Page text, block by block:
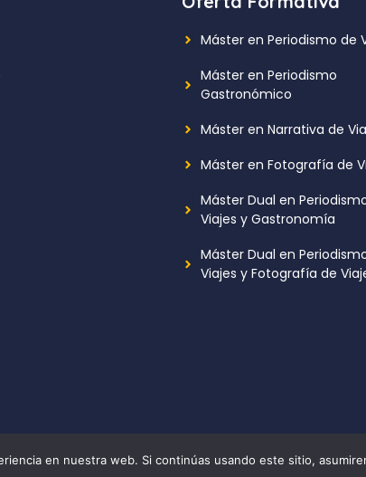
Máster en Periodismo de
Máster en Periodismo
Gastronómico
Máster en Narrativa de
Máster en Fotografía de
Máster Dual en
Viajes y Gastronomía
Máster Dual en
Viajes y Fotografía de
en nuestra web. Si continúas usando este sitio,